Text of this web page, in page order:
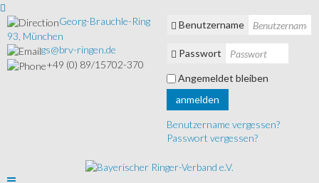
Georg-Brauchle-Ring
93, München
gs@brv-ringen.de
+49 (0) 89/15702-370
Benutzername
Passwort
Angemeldet bleiben
anmelden
Benutzername vergessen?
Passwort vergessen?